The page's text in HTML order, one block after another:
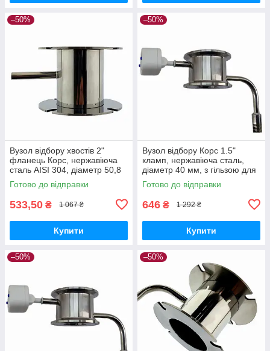
–50%
Вузол відбору хвостів 2"
фланець Корс, нержавіюча
сталь AISI 304, діаметр 50,8
мм для перегонки
Готово до відправки
533,50 ₴ 1 067 ₴
Купити
–50%
Вузол відбору Корс 1.5"
кламп, нержавіюча сталь,
діаметр 40 мм, з гільзою для
термометра
Готово до відправки
646 ₴ 1 292 ₴
Купити
–50% –50%